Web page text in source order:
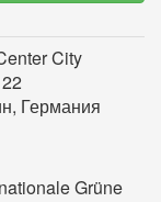
City
Германия
Grüne